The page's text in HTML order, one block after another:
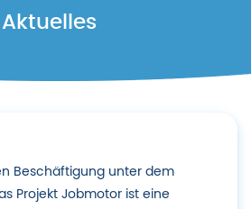
Aktuelles
Beschäftigung unter dem
Projekt Jobmotor ist eine